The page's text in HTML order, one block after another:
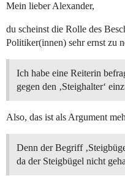
Mein lieber Alexander,
du scheinst die Rolle des
Politiker(innen) sehr ernst zu
Ich habe eine Reiterin
gegen den ‚Steighalter‘
Also, das ist als Argument
Denn der Begriff
da der Steigbügel nicht